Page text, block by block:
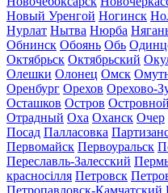
Новый Уренгой Ногинск
Нурлат Нытва Нюрба
Обнинск Обоянь Обь
Октябрьск Октябрьский
Олешки Олонец Омск
Оренбург Орехов Орехово-
Осташков Остров Островной
Отрадный Оха Оханск Очер
Посад Палласовка
Первомайск Первоуральск
Переславль-Залесский
красносілля Петровск
Петропавловск-Камчатский